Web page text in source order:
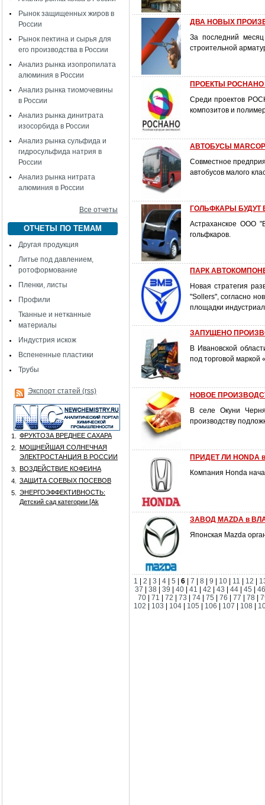
Рынок защищенных жиров в
России
Рынок пектина и сырья для
его производства в России
Анализ рынка изопропилата
алюминия в России
Анализ рынка тиомочевины
в России
Анализ рынка динитрата
изосорбида в России
Анализ рынка сульфида и
гидросульфида натрия в
России
Анализ рынка нитрата
алюминия в России
Все отчеты
ОТЧЕТЫ ПО ТЕМАМ
Другая продукция
Литье под давлением,
ротоформование
Пленки, листы
Профили
Тканные и нетканные
материалы
Индустрия искож
Вспененные пластики
Трубы
Экспорт статей (rss)
1.
ФРУКТОЗА ВРЕДНЕЕ САХАРА
2.
МОЩНЕЙШАЯ СОЛНЕЧНАЯ
ЭЛЕКТРОСТАНЦИЯ В РОССИИ
3.
ВОЗДЕЙСТВИЕ КОФЕИНА
4.
ЗАЩИТА СОЕВЫХ ПОСЕВОВ
5.
ЭНЕРГОЭФФЕКТИВНОСТЬ:
Детский сад категории [Аk
ДВА НОВЫХ
За последний
строительной
ПРОЕКТЫ РОСНАНО
Среди проектов
композитов и
АВТОБУСЫ
Совместное
автобусов малого
ГОЛЬФКАРЫ БУДУТ
Астраханское ООО
гольфкаров.
ПАРК
Новая стратегия
"Sollers", согласно
площадки
ЗАПУЩЕНО
В Ивановской
под торговой
НОВОЕ
В селе Окуни
производству
ПРИДЕТ ЛИ
Компания Honda
ЗАВОД MAZDA в
Японская Mazda
1 2 3 4 5 6 7 8 9 10 11 12
37
|38 |39 |40 |41 |42 |43 |44 |45 |
70
71 72 73 74 75 76 77 78
102
103 104 105 106 107 108